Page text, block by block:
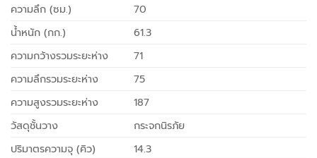
ความลึก (ซม.)
70
น้ำหนัก (กก.)
61.3
ความกว้างรวมระยะห่าง
71
ความลึกรวมระยะห่าง
75
ความสูงรวมระยะห่าง
187
วัสดุชั้นวาง
กระจกนิรภัย
ปริมาตรความจุ (คิว)
14.3